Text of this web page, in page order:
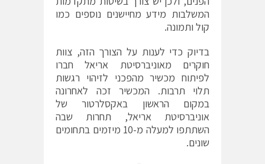
המשלבות מידע מחיישנים נוספים כמו
קול ותמונה.
בדיוק כדי לענות על הצורך הזה, צוות
חוקרים מאוניברסיטת אריאל חברו
לפיתוח מכשיר מהפכני לזיהוי רגשות
תלוי תרבות. המכשיר זכה לאחרונה
במקום הראשון באקסלרטור של
אוניברסיטת אריאל, תחרות שבה
השתתפו למעלה מ-10 מיזמים בתחומים
שונים.